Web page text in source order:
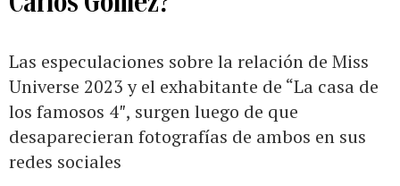
Las especulaciones sobre la relación de Miss
Universe 2023 y el exhabitante de “La casa de
los famosos 4″, surgen luego de que
desaparecieran fotografías de ambos en sus
redes sociales